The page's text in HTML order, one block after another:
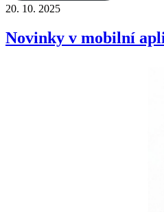
20. 10. 2025
Novinky v mobilní